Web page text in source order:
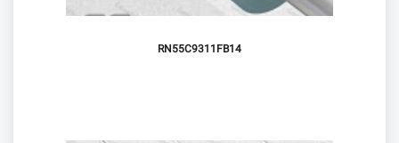
RN55C9311FB14